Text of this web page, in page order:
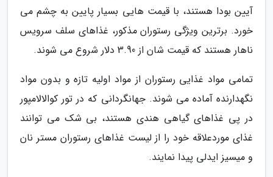
آیین بودا هستند، با قیمت هایی بسیار پایین به چشم می
خورد. برترین ویژگی رستوران مذکور، غذاهای سلف سرویس
ناهار هستند که قیمت شان از 3.90 دلار شروع می شوند.
تمامی مواد غذایی رستوران از مواد اولیه تازه و بدون مواد
نگهدارنده آماده می شوند. جهانگردانی که در تور کوالالامپور
در پی غذاهای گیاهی هندی هستند، بی شک می توانند
غذای موردعلاقه خود را از لیست غذاهای رستوران مستر نان
و میسیز ایدلی پیدا نمایند.